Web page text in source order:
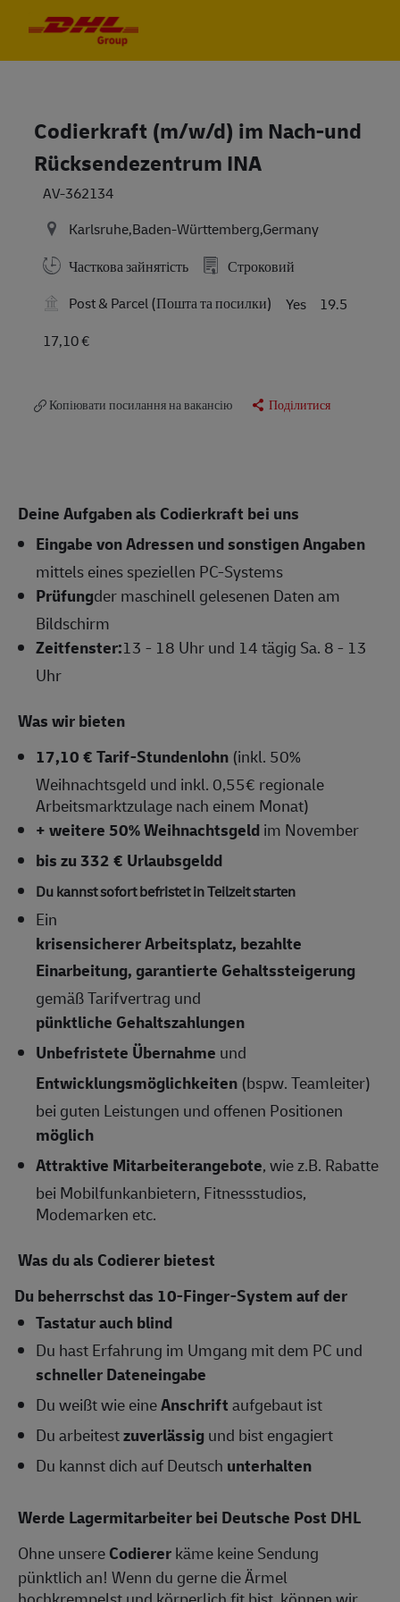
Codierkraft (m/w/d) im Nach-und
Rücksendezentrum INA
AV-362134
Karlsruhe,Baden-Württemberg,Germany
Часткова зайнятість
Строковий
Post & Parcel (Пошта та посилки)
Yes
19.5
17,10 €
Копіювати посилання на вакансію Поділитися
Deine Aufgaben als Codierkraft bei uns
Eingabe von Adressen und sonstigen Angaben
mittels eines speziellen PC-Systems
Prüfungder maschinell gelesenen Daten am
Bildschirm
Zeitfenster:13 - 18 Uhr und 14 tägig Sa. 8 - 13
Uhr
Was wir bieten
17,10 € Tarif-Stundenlohn (inkl. 50%
Weihnachtsgeld und inkl. 0,55€ regionale
Arbeitsmarktzulage nach einem Monat)
+ weitere 50% Weihnachtsgeldim November
bis zu 332 € Urlaubsgeldd
Du kannst sofort befristet in Teilzeit starten
Ein
krisensicherer Arbeitsplatz, bezahlte
Einarbeitung, garantierte Gehaltssteigerung
gemäß Tarifvertrag und
pünktliche Gehaltszahlungen
Unbefristete Übernahme und
Entwicklungsmöglichkeiten (bspw. Teamleiter)
bei guten Leistungen und offenen Positionen
möglich
Attraktive Mitarbeiterangebote, wie z.B. Rabatte
bei Mobilfunkanbietern, Fitnessstudios,
Modemarken etc.
Was du als Codierer bietest
Du beherrschst das 10-Finger-System auf der
Tastatur auch blind
Du hast Erfahrung im Umgang mit dem PC und
schneller Dateneingabe
Du weißt wie eineAnschriftaufgebaut ist
Du arbeitestzuverlässigund bist engagiert
Du kannst dich auf Deutsch unterhalten
Werde Lagermitarbeiter bei Deutsche Post DHL
Ohne unsereCodiererkäme keine Sendung
pünktlich an! Wenn du gerne die Ärmel